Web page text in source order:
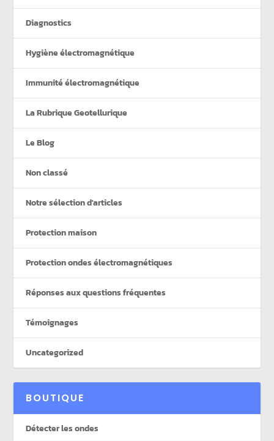
Diagnostics
Hygiène électromagnétique
Immunité électromagnétique
La Rubrique Geotellurique
Le Blog
Non classé
Notre sélection d'articles
Protection maison
Protection ondes électromagnétiques
Réponses aux questions fréquentes
Témoignages
Uncategorized
BOUTIQUE
Détecter les ondes